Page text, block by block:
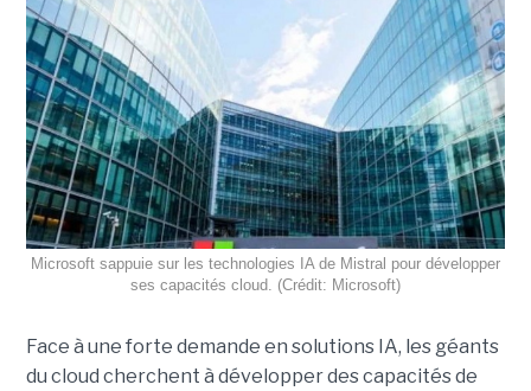
Microsoft sappuie sur les technologies IA de Mistral pour développer
ses capacités cloud. (Crédit: Microsoft)
Face à une forte demande en solutions IA, les géants
du cloud cherchent à développer des capacités de